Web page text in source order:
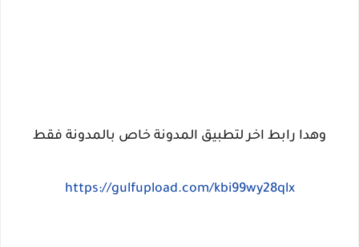
وهدا رابط اخر لتطبيق المدونة خاص بالمدونة فقط
https://gulfupload.com/kbi99wy28qlx